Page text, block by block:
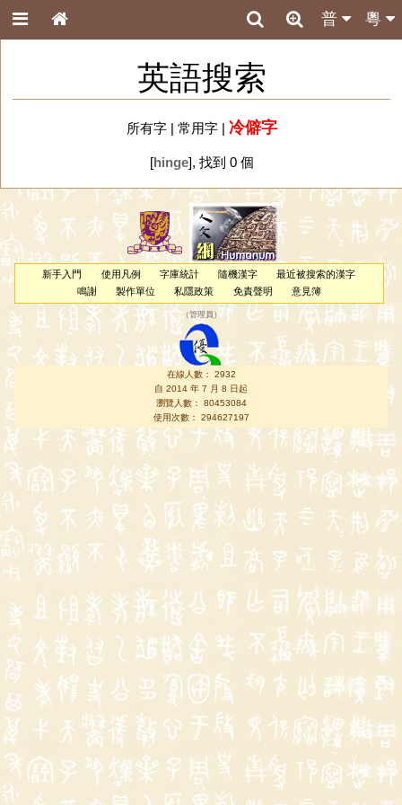
粵
普
英語搜索
所有字| 常用字| 冷僻字
[hinge], 找到 0 個
新手入門 使用凡例 字庫統計 隨機漢字
最近被搜索的漢字
鳴謝
製作單位 私隱政策 免責聲明 意見簿
（管理員 ）
在線人數： 2932
自 2014 年 7 月 8 日起
瀏覽人數： 80453084
使用次數： 294627197